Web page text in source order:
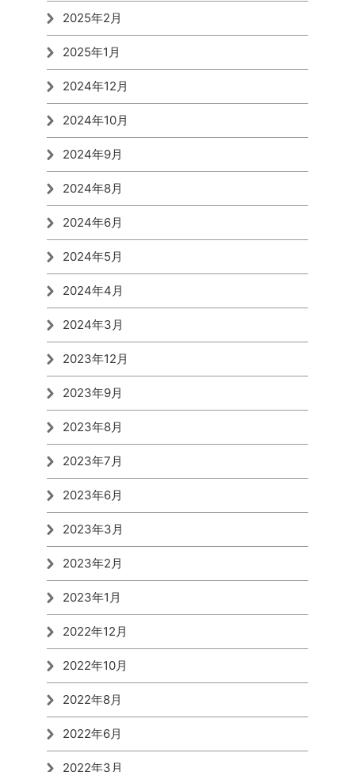
2025年2月
2025年1月
2024年12月
2024年10月
2024年9月
2024年8月
2024年6月
2024年5月
2024年4月
2024年3月
2023年12月
2023年9月
2023年8月
2023年7月
2023年6月
2023年3月
2023年2月
2023年1月
2022年12月
2022年10月
2022年8月
2022年6月
2022年3月